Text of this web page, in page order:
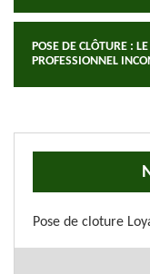
POSE DE CLÔTURE :
PROFESSIONNEL
Pose de cloture